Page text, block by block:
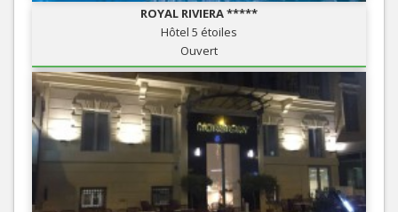
ROYAL RIVIERA *****
Hôtel 5 étoiles
Ouvert